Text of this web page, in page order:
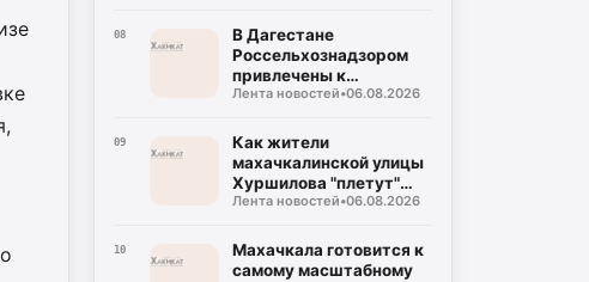
08
В Дагестане
Россельхознадзором
привлечены к
ответственности 22
Лента новостей•06.08.2026
09
Как жители
махачкалинской улицы
Хуршилова "плетут"
победу
Лента новостей•06.08.2026
10
Махачкала готовится к
самому масштабному